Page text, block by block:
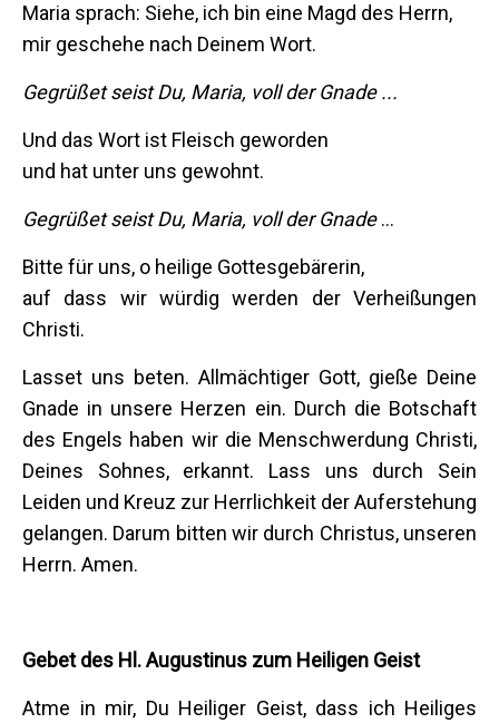
Maria sprach: Siehe, ich bin eine Magd des Herrn,
mir geschehe nach Deinem Wort.
Gegrüßet seist Du, Maria, voll der Gnade ...
Und das Wort ist Fleisch geworden
und hat unter uns gewohnt.
Gegrüßet seist Du, Maria, voll der Gnade...
Bitte für uns, o heilige Gottesgebärerin,
auf dass wir würdig werden der Verheißungen
Christi.
Lasset uns beten. Allmächtiger Gott, gieße Deine
Gnade in unsere Herzen ein. Durch die Botschaft
des Engels haben wir die Menschwerdung Christi,
Deines Sohnes, erkannt. Lass uns durch Sein
Leiden und Kreuz zur Herrlichkeit der Auferstehung
gelangen. Darum bitten wir durch Christus, unseren
Herrn. Amen.
Gebet des Hl. Augustinus zum Heiligen Geist
Atme in mir, Du Heiliger Geist, dass ich Heiliges